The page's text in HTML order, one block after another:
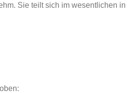
Sie teilt sich im wesentlichen in